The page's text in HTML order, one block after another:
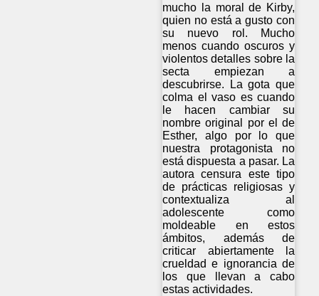
mucho la moral de Kirby,
quien no está a gusto con
su nuevo rol. Mucho
menos cuando oscuros y
violentos detalles sobre la
secta empiezan a
descubrirse. La gota que
colma el vaso es cuando
le hacen cambiar su
nombre original por el de
Esther, algo por lo que
nuestra protagonista no
está dispuesta a pasar. La
autora censura este tipo
de prácticas religiosas y
contextualiza al
adolescente como
moldeable en estos
ámbitos, además de
criticar abiertamente la
crueldad e ignorancia de
los que llevan a cabo
estas actividades.